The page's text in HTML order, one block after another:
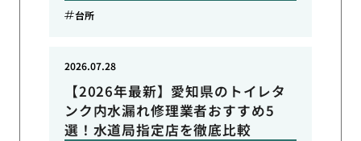
台所
【2026年最新】愛知県のトイレタ
ンク内水漏れ修理業者おすすめ5
選！水道局指定店を徹底比較
2026.07.28